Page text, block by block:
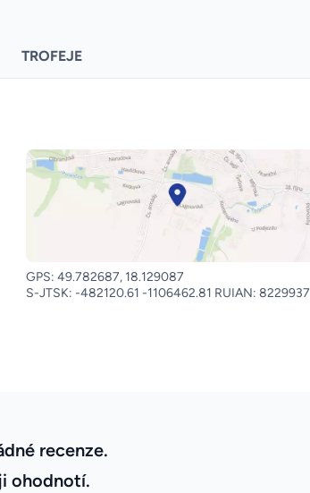
TROFEJE
GPS: 49.782687, 18.129087
S-JTSK: -482120.61 -1106462.81 RUIAN: 8229937
recenze.
ohodnotí.